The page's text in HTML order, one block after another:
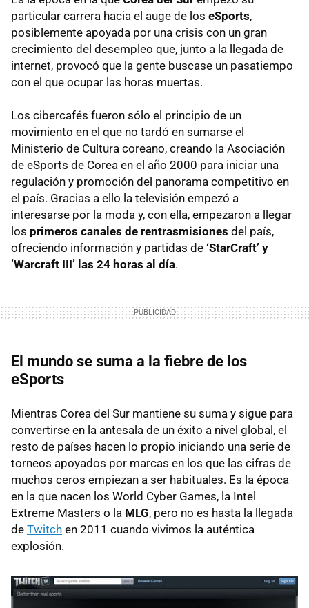
particular carrera hacia el auge de los eSports,
posiblemente apoyada por una crisis con un gran
crecimiento del desempleo que, junto a la llegada de
internet, provocó que la gente buscase un pasatiempo
con el que ocupar las horas muertas.
Los cibercafés fueron sólo el principio de un
movimiento en el que no tardó en sumarse el
Ministerio de Cultura coreano, creando la Asociación
de eSports de Corea en el año 2000 para iniciar una
regulación y promoción del panorama competitivo en
el país. Gracias a ello la televisión empezó a
interesarse por la moda y, con ella, empezaron a llegar
los primeros canales de rentrasmisiones del país,
ofreciendo información y partidas de ‘StarCraft’ y
‘Warcraft III’ las 24 horas al día.
El mundo se suma a la fiebre de los
eSports
Mientras Corea del Sur mantiene su suma y sigue para
convertirse en la antesala de un éxito a nivel global, el
resto de países hacen lo propio iniciando una serie de
torneos apoyados por marcas en los que las cifras de
muchos ceros empiezan a ser habituales. Es la época
en la que nacen los World Cyber Games, la Intel
Extreme Masters o la MLG, pero no es hasta la llegada
de Twitch en 2011 cuando vivimos la auténtica
explosión.